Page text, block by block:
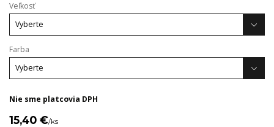
Veľkosť
Farba
Nie sme platcovia DPH
15,40 €/ks